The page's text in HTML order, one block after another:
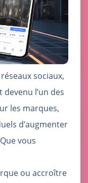
sociaux,
devenu l’un des
les marques,
d’augmenter
vous
ou accroître